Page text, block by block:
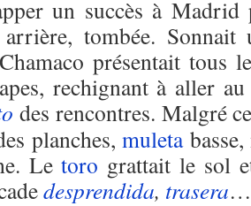
un succès à
arrière, tombée.
présentait tous
rechignant à aller
des rencontres. Malgré
planches, muleta
Letoro grattait le sol
desprendida, trasera…